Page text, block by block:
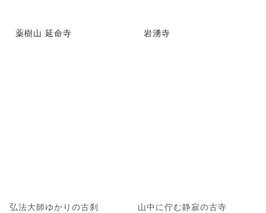
薬樹山 延命寺
弘法大師ゆかりの古刹
岩湧寺
山中に佇む静寂の古寺